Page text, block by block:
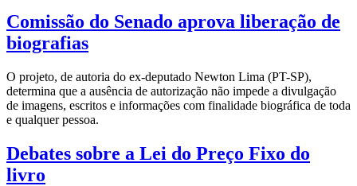
Comissão do Senado aprova liberação de
biografias
O projeto, de autoria do ex-deputado Newton Lima (PT-SP),
determina que a ausência de autorização não impede a divulgação
de imagens, escritos e informações com finalidade biográfica de toda
e qualquer pessoa.
Debates sobre a Lei do Preço Fixo do
livro